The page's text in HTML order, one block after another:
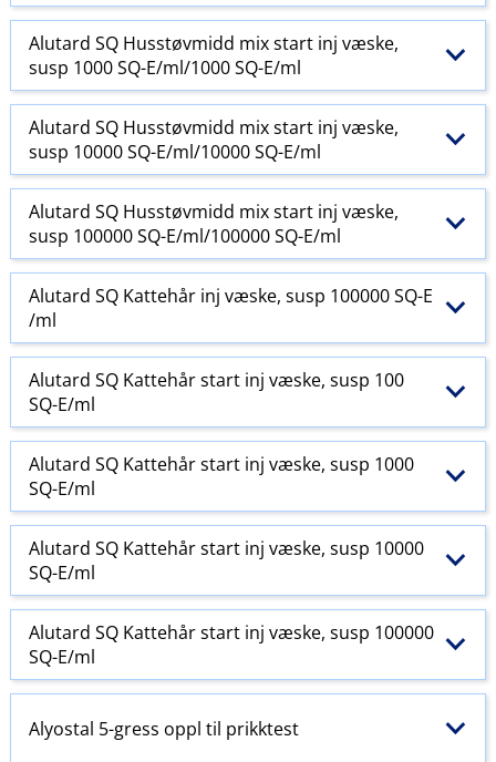
Alutard SQ Husstøvmidd mix start inj væske,
susp 1000 SQ-E​/​ml/1000 SQ-E​/​ml
Alutard SQ Husstøvmidd mix start inj væske,
susp 10000 SQ-E​/​ml/10000 SQ-E​/​ml
Alutard SQ Husstøvmidd mix start inj væske,
susp 100000 SQ-E​/​ml/100000 SQ-E​/​ml
Alutard SQ Kattehår inj væske, susp 100000 SQ-E​
/​ml
Alutard SQ Kattehår start inj væske, susp 100
SQ-E​/​ml
Alutard SQ Kattehår start inj væske, susp 1000
SQ-E​/​ml
Alutard SQ Kattehår start inj væske, susp 10000
SQ-E​/​ml
Alutard SQ Kattehår start inj væske, susp 100000
SQ-E​/​ml
Alyostal 5-gress oppl til prikktest